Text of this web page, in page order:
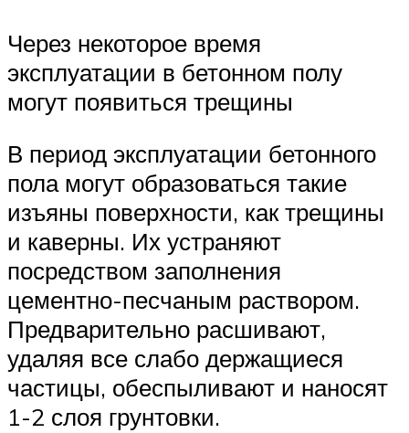
Через некоторое время
эксплуатации в бетонном полу
могут появиться трещины
В период эксплуатации бетонного
пола могут образоваться такие
изъяны поверхности, как трещины
и каверны. Их устраняют
посредством заполнения
цементно-песчаным раствором.
Предварительно расшивают,
удаляя все слабо держащиеся
частицы, обеспыливают и наносят
1-2 слоя грунтовки.